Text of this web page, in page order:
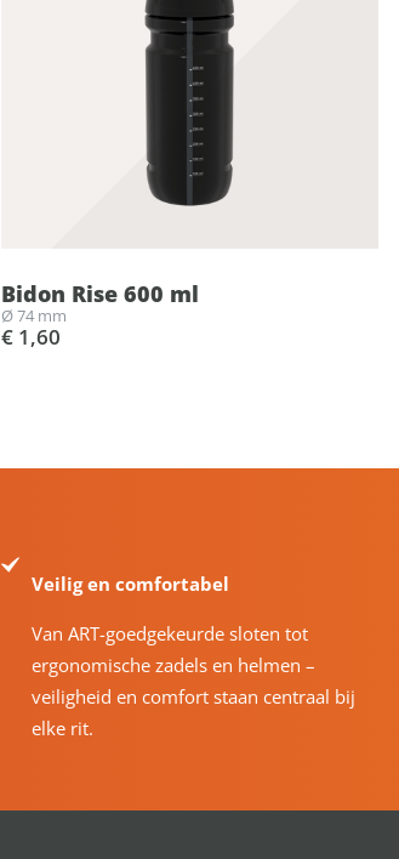
Bidon Rise 600 ml
Ø 74 mm
€ 1,60
Veilig en comfortabel
Van ART-goedgekeurde sloten tot
ergonomische zadels en helmen –
veiligheid en comfort staan centraal bij
elke rit.